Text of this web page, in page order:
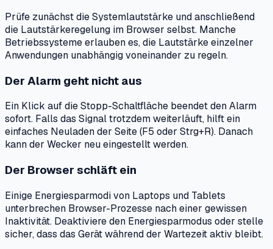
Prüfe zunächst die Systemlautstärke und anschließend
die Lautstärkeregelung im Browser selbst. Manche
Betriebssysteme erlauben es, die Lautstärke einzelner
Anwendungen unabhängig voneinander zu regeln.
Der Alarm geht nicht aus
Ein Klick auf die Stopp-Schaltfläche beendet den Alarm
sofort. Falls das Signal trotzdem weiterläuft, hilft ein
einfaches Neuladen der Seite (F5 oder Strg+R). Danach
kann der Wecker neu eingestellt werden.
Der Browser schläft ein
Einige Energiesparmodi von Laptops und Tablets
unterbrechen Browser-Prozesse nach einer gewissen
Inaktivität. Deaktiviere den Energiesparmodus oder stelle
sicher, dass das Gerät während der Wartezeit aktiv bleibt.